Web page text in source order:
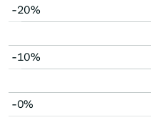
-20%
-10%
-0%